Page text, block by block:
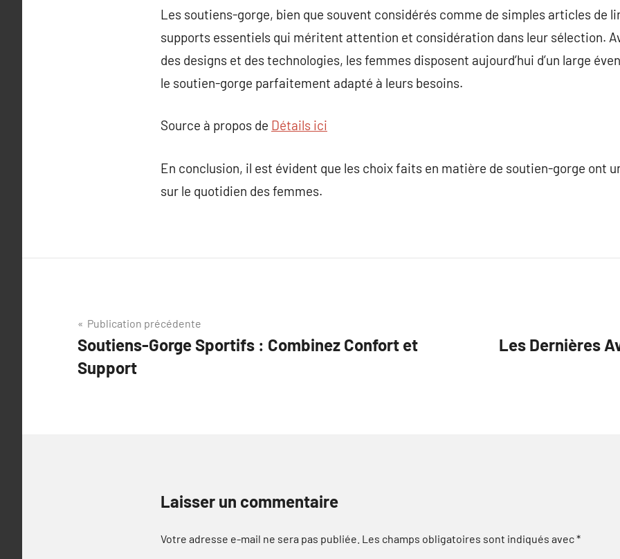
Les soutiens-gorge, bien que souvent considérés comme de simples articles de
supports essentiels qui méritent attention et considération dans leur sélection.
des designs et des technologies, les femmes disposent aujourd’hui d’un large
le soutien-gorge parfaitement adapté à leurs besoins.
Source à propos de Détails ici
En conclusion, il est évident que les choix faits en matière de soutien-gorge ont
sur le quotidien des femmes.
Navigation
de
l’article
Publication précédente
Soutiens-Gorge Sportifs : Combinez Confort et
Support
Les Dernières
Laisser un commentaire
Votre adresse e-mail ne sera pas publiée. Les champs obligatoires sont indiqués avec*